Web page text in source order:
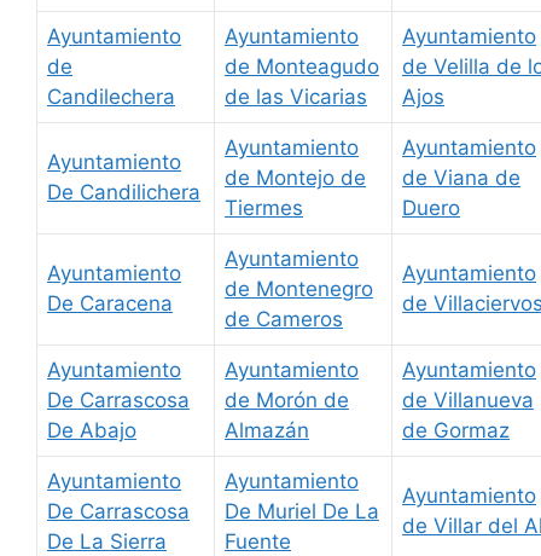
Ayuntamiento
de
Candilechera
Ayuntamiento
de Monteagudo
de las Vicarias
Ayuntamiento
de Velilla de
Ajos
Ayuntamiento
De Candilichera
Ayuntamiento
de Montejo de
Tiermes
Ayuntamiento
de Viana de
Duero
Ayuntamiento
De Caracena
Ayuntamiento
de Montenegro
de Cameros
Ayuntamiento
de
Ayuntamiento
De Carrascosa
De Abajo
Ayuntamiento
de Morón de
Almazán
Ayuntamiento
de Villanueva
de Gormaz
Ayuntamiento
De Carrascosa
De La Sierra
Ayuntamiento
De Muriel De La
Fuente
Ayuntamiento
de Villar del